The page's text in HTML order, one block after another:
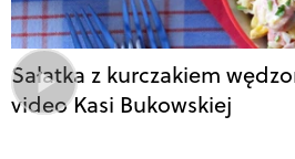
Sałatka z kurczakiem
video Kasi Bukowskiej